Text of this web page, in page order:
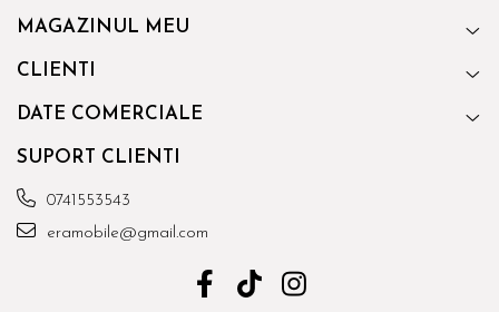
MAGAZINUL MEU
CLIENTI
DATE COMERCIALE
SUPORT CLIENTI
0741553543
eramobile@gmail.com